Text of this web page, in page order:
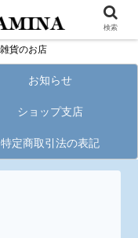
貨のお店
お知らせ
ショップ支店
特定商取引法の表記
検索